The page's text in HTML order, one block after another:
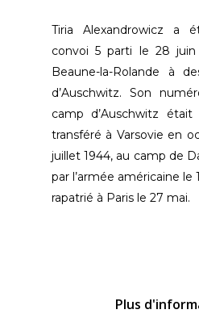
Tiria Alexandrowicz a
convoi 5 parti le 28
Beaune-la-Rolande à
d’Auschwitz. Son
camp d’Auschwitz
transféré à Varsovie en
juillet 1944, au camp de
par l’armée américaine le
rapatrié à Paris le 27 mai.
Plus